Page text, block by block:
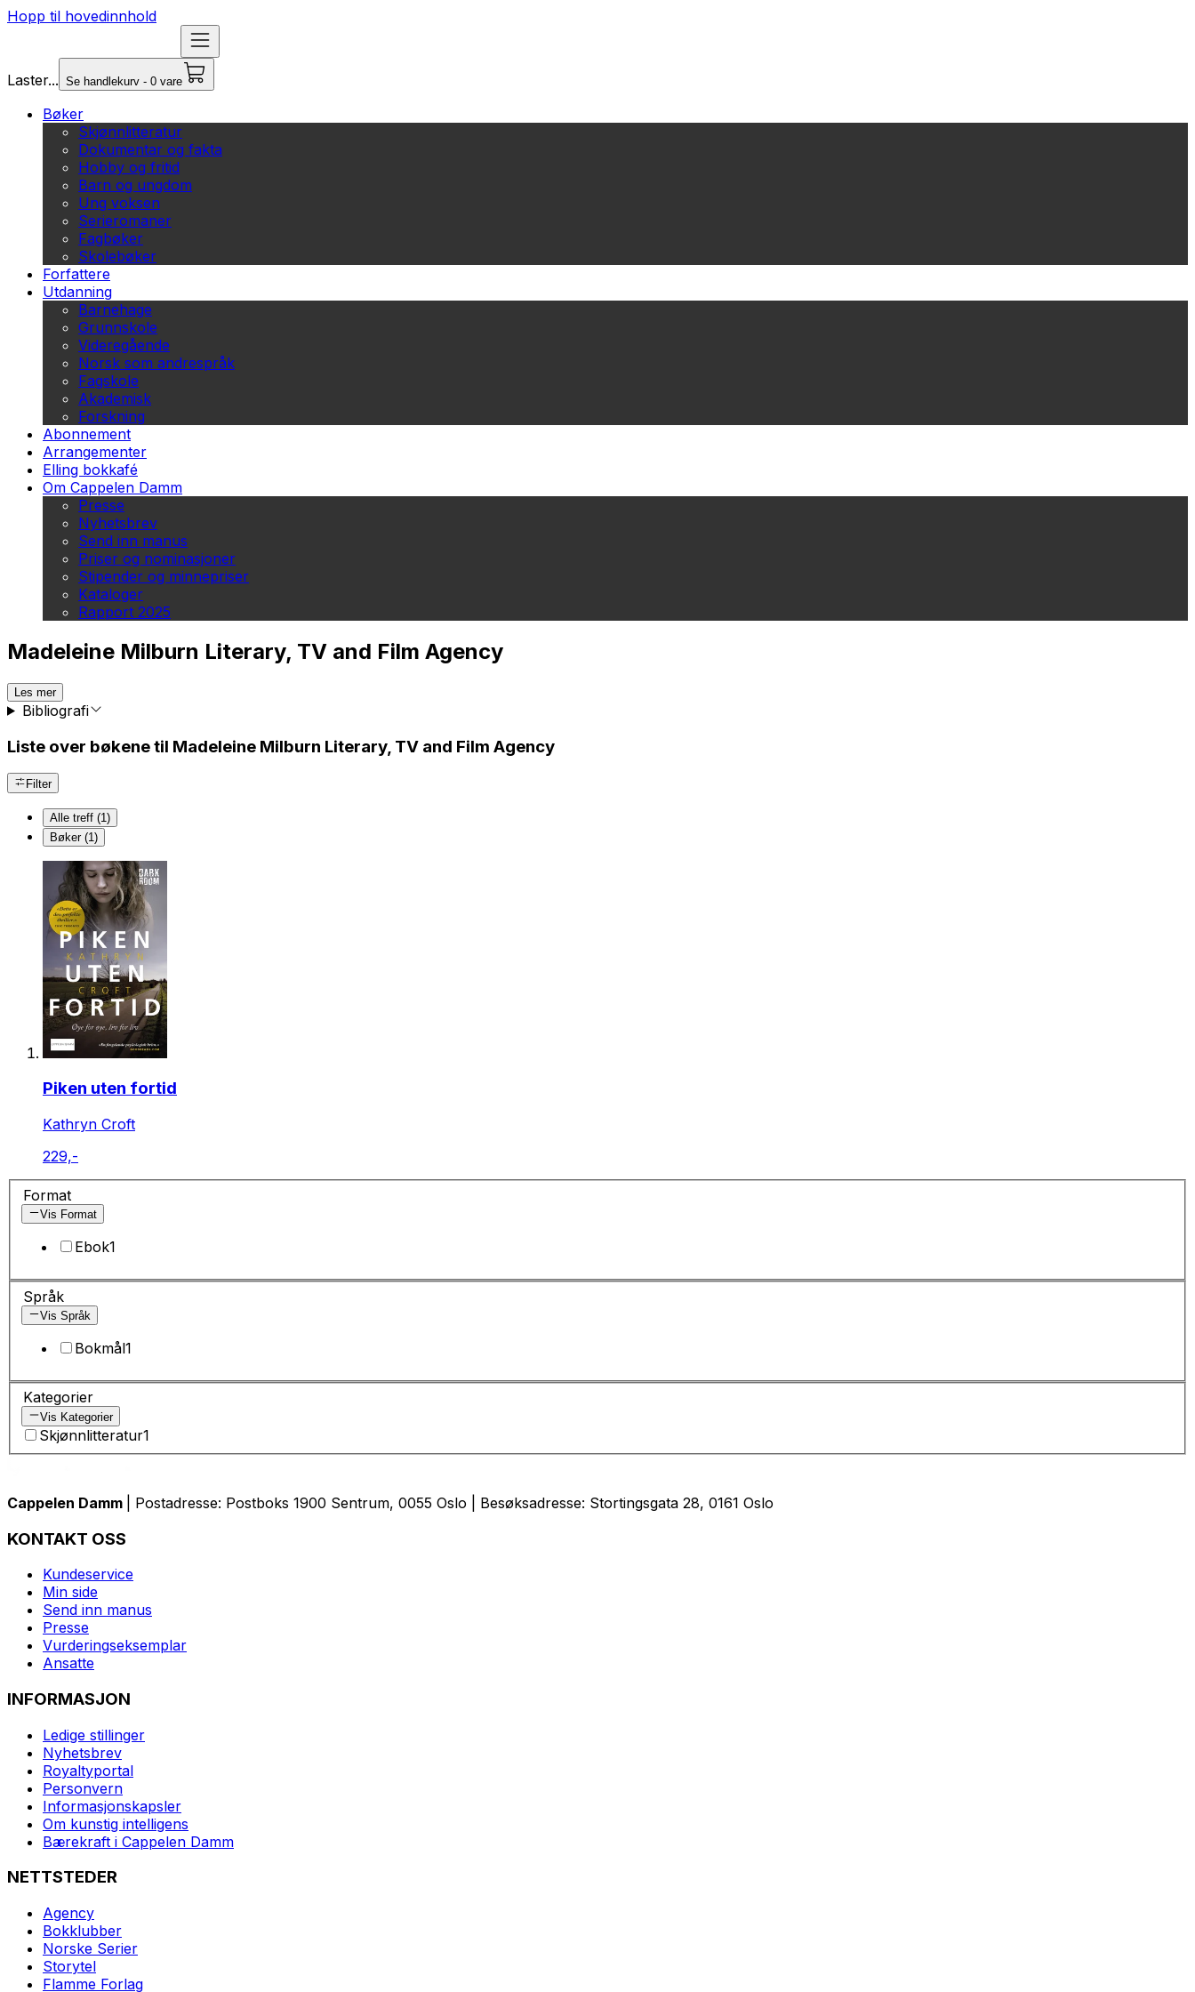
Hopp til hovedinnhold
Laster... Se handlekurv - 0 vare
Bøker
Skjønnlitteratur
Dokumentar og fakta
Hobby og fritid
Barn og ungdom
Ung voksen
Serieromaner
Fagbøker
Skolebøker
Forfattere
Utdanning
Barnehage
Grunnskole
Videregående
Norsk som andrespråk
Fagskole
Akademisk
Forskning
Abonnement
Arrangementer
Elling bokkafé
Om Cappelen Damm
Presse
Nyhetsbrev
Send inn manus
Priser og nominasjoner
Stipender og minnepriser
Kataloger
Rapport 2025
Madeleine Milburn Literary, TV and Film Agency
Les mer
Bibliografi
Liste over bøkene til Madeleine Milburn Literary, TV and Film Agency
Filter
Alle treff (1)
Bøker (1)
Piken uten fortid
Kathryn Croft
229,-
Format
Vis Format
Ebok1
Språk
Vis Språk
Bokmål1
Kategorier
Vis Kategorier
Skjønnlitteratur1
Cappelen Damm | Postadresse: Postboks 1900 Sentrum, 0055 Oslo | Besøksadresse: Stortingsgata 28, 0161 Oslo
KONTAKT OSS
Kundeservice
Min side
Send inn manus
Presse
Vurderingseksemplar
Ansatte
INFORMASJON
Ledige stillinger
Nyhetsbrev
Royaltyportal
Personvern
Informasjonskapsler
Om kunstig intelligens
Bærekraft i Cappelen Damm
NETTSTEDER
Agency
Bokklubber
Norske Serier
Storytel
Flamme Forlag